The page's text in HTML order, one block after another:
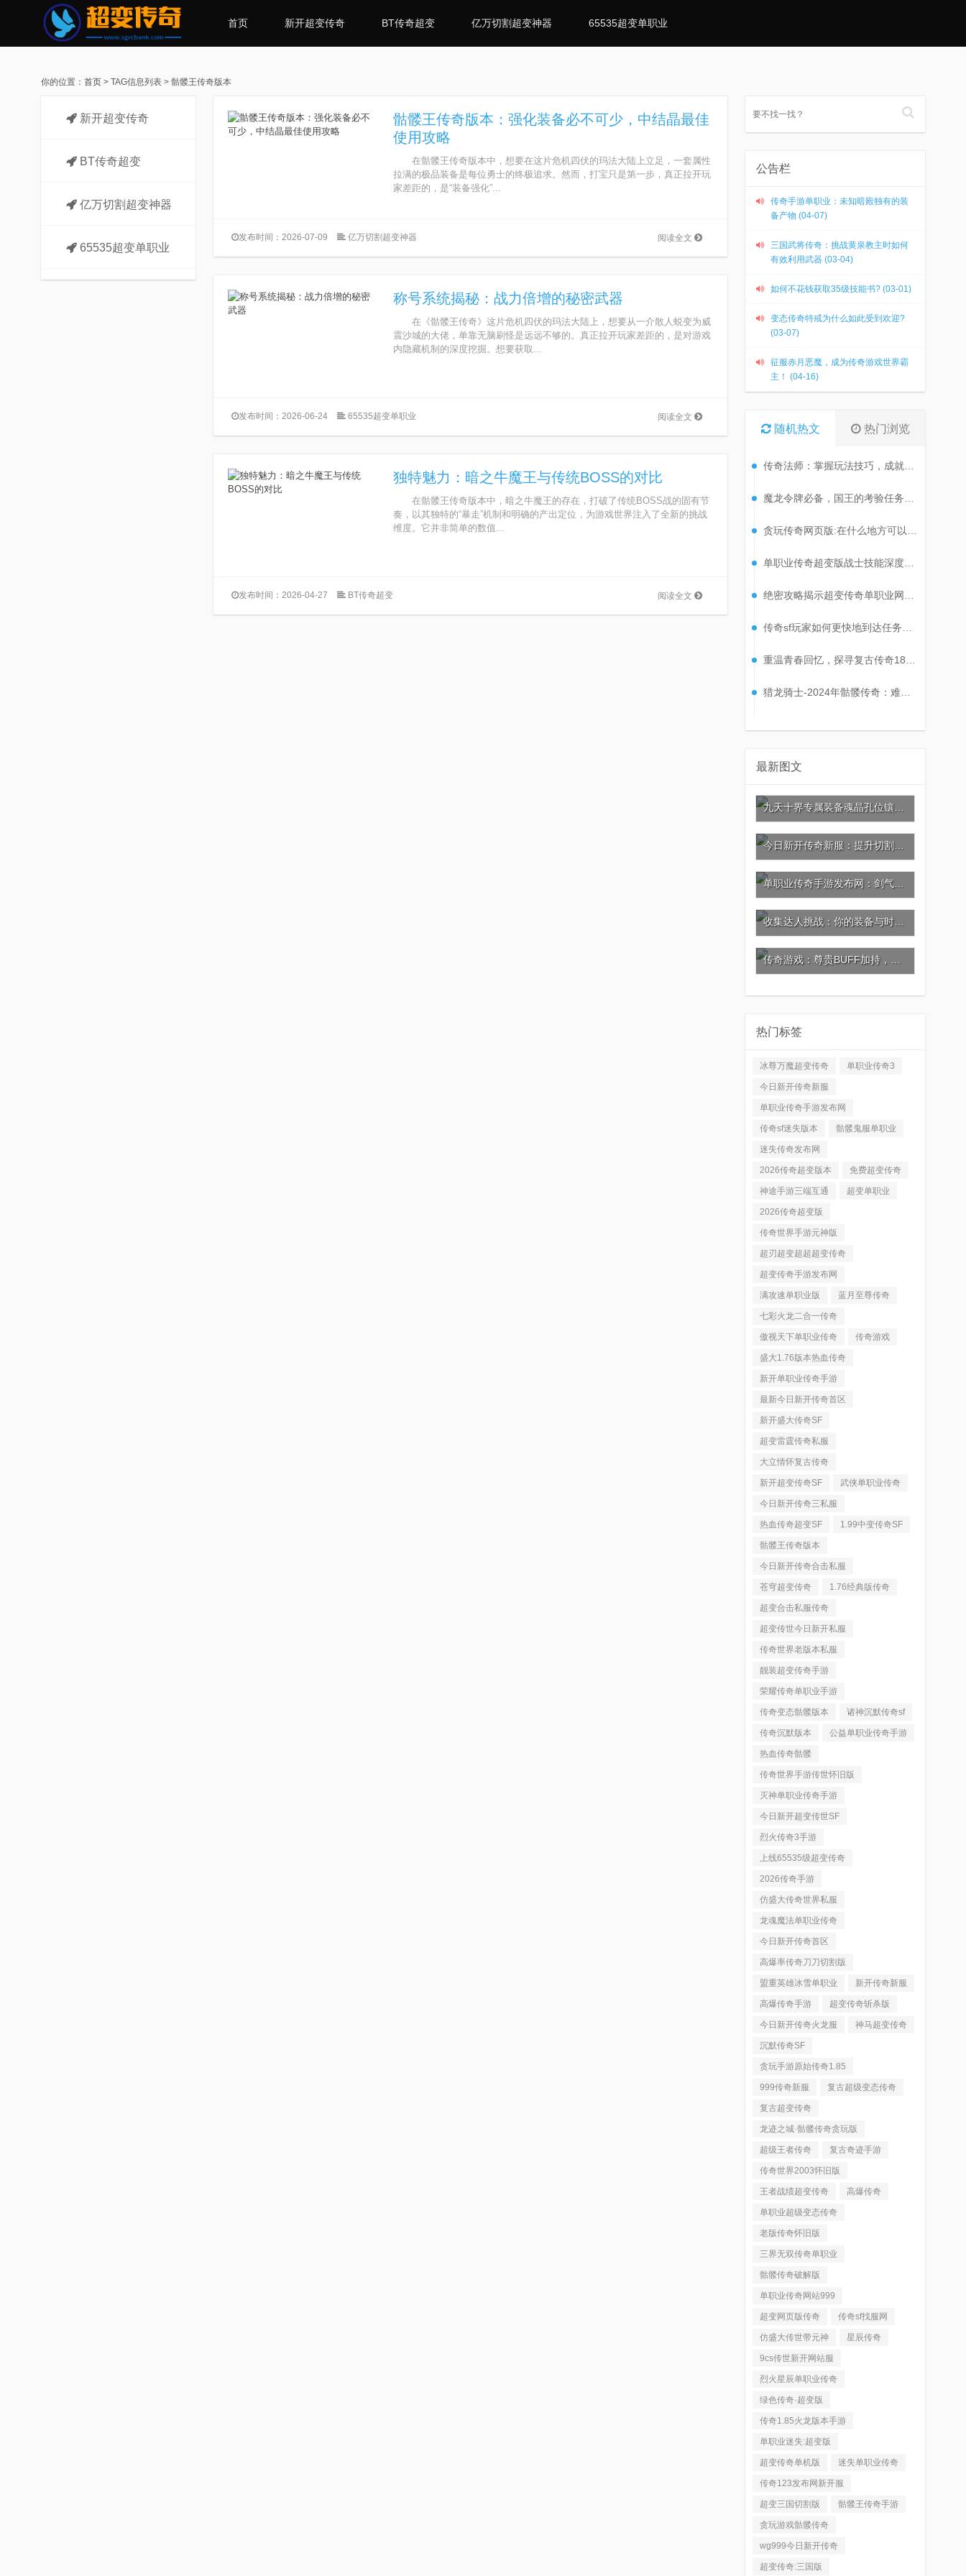
首页 新开超变传奇 BT传奇超变 亿万切割超变神器 65535超变单职业
你的位置： 首页 > TAG信息列表 > 骷髅王传奇版本
新开超变传奇
BT传奇超变
亿万切割超变神器
65535超变单职业
骷髅王传奇版本：强化装备必不可少，中结晶最佳
使用攻略
在骷髅王传奇版本中，想要在这片危机四伏的玛法大陆上立足，一套属性
拉满的极品装备是每位勇士的终极追求。然而，打宝只是第一步，真正拉开玩
家差距的，是“装备强化”...
阅读全文
发布时间：2026-07-09 亿万切割超变神器
称号系统揭秘：战力倍增的秘密武器
在《骷髅王传奇》这片危机四伏的玛法大陆上，想要从一介散人蜕变为威
震沙城的大佬，单靠无脑刷怪是远远不够的。真正拉开玩家差距的，是对游戏
内隐藏机制的深度挖掘。想要获取...
阅读全文
发布时间：2026-06-24 65535超变单职业
独特魅力：暗之牛魔王与传统BOSS的对比
在骷髅王传奇版本中，暗之牛魔王的存在，打破了传统BOSS战的固有节
奏，以其独特的“暴走”机制和明确的产出定位，为游戏世界注入了全新的挑战
维度。它并非简单的数值...
阅读全文
发布时间：2026-04-27 BT传奇超变
公告栏
传奇手游单职业：未知暗殿独有的装
备产物 (04-07)
三国武将传奇：挑战黄泉教主时如何
有效利用武器 (03-04)
如何不花钱获取35级技能书? (03-01)
变态传奇特戒为什么如此受到欢迎?
(03-07)
征服赤月恶魔，成为传奇游戏世界霸
主！ (04-16)
随机热文 热门浏览
最新图文
热门标签
冰尊万魔超变传奇 单职业传奇3
今日新开传奇新服
单职业传奇手游发布网
传奇sf迷失版本 骷髅鬼服单职业
迷失传奇发布网
2026传奇超变版本 免费超变传奇
神途手游三端互通 超变单职业
2026传奇超变版
传奇世界手游元神版
超刃超变超超超变传奇
超变传奇手游发布网
满攻速单职业版 蓝月至尊传奇
七彩火龙二合一传奇
傲视天下单职业传奇 传奇游戏
盛大1.76版本热血传奇
新开单职业传奇手游
最新今日新开传奇首区
新开盛大传奇SF
超变雷霆传奇私服
大立情怀复古传奇
新开超变传奇SF 武侠单职业传奇
今日新开传奇三私服
热血传奇超变SF 1.99中变传奇SF
骷髅王传奇版本
今日新开传奇合击私服
苍穹超变传奇 1.76经典版传奇
超变合击私服传奇
超变传世今日新开私服
传奇世界老版本私服
靓装超变传奇手游
荣耀传奇单职业手游
传奇变态骷髅版本 诸神沉默传奇sf
传奇沉默版本 公益单职业传奇手游
热血传奇骷髅
传奇世界手游传世怀旧版
灭神单职业传奇手游
今日新开超变传世SF
烈火传奇3手游
上线65535级超变传奇
2026传奇手游
仿盛大传奇世界私服
龙魂魔法单职业传奇
今日新开传奇首区
高爆率传奇刀刀切割版
盟重英雄冰雪单职业 新开传奇新服
高爆传奇手游 超变传奇斩杀版
今日新开传奇火龙服 神马超变传奇
沉默传奇SF
贪玩手游原始传奇1.85
999传奇新服 复古超级变态传奇
复古超变传奇
龙迹之城·骷髅传奇贪玩版
超级王者传奇 复古奇迹手游
传奇世界2003怀旧版
王者战绩超变传奇 高爆传奇
单职业超级变态传奇
老版传奇怀旧版
三界无双传奇单职业
骷髅传奇破解版
单职业传奇网站999
超变网页版传奇 传奇sf找服网
仿盛大传世带元神 星辰传奇
9cs传世新开网站服
烈火星辰单职业传奇
绿色传奇·超变版
传奇1.85火龙版本手游
单职业迷失:超变版
超变传奇单机版 迷失单职业传奇
传奇123发布网新开服
超变三国切割版 骷髅王传奇手游
贪玩游戏骷髅传奇
wg999今日新开传奇
超变传奇:三国版